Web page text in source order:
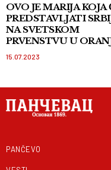
OVO JE MARIJA KOJA
PREDSTAVLJATI
NA SVETSKOM
PRVENSTVU U
i komšijske njive!
15.07.2023
PANČEVO